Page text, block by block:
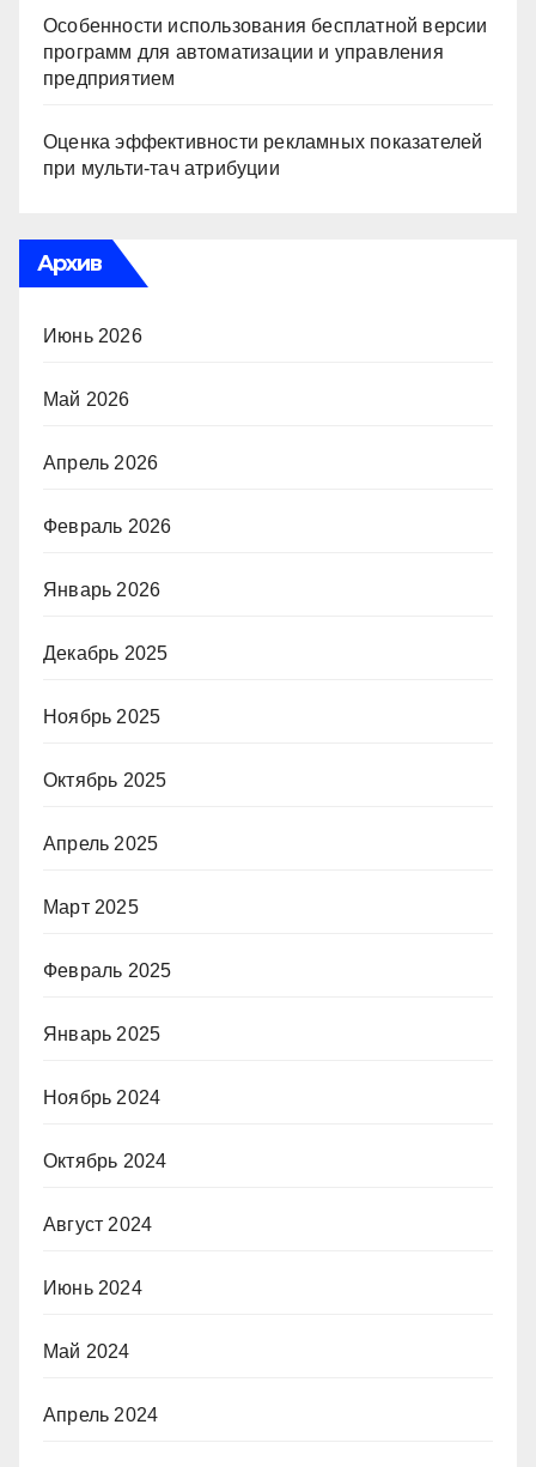
Особенности использования бесплатной версии
программ для автоматизации и управления
предприятием
Оценка эффективности рекламных показателей
при мульти-тач атрибуции
Архив
Июнь 2026
Май 2026
Апрель 2026
Февраль 2026
Январь 2026
Декабрь 2025
Ноябрь 2025
Октябрь 2025
Апрель 2025
Март 2025
Февраль 2025
Январь 2025
Ноябрь 2024
Октябрь 2024
Август 2024
Июнь 2024
Май 2024
Апрель 2024